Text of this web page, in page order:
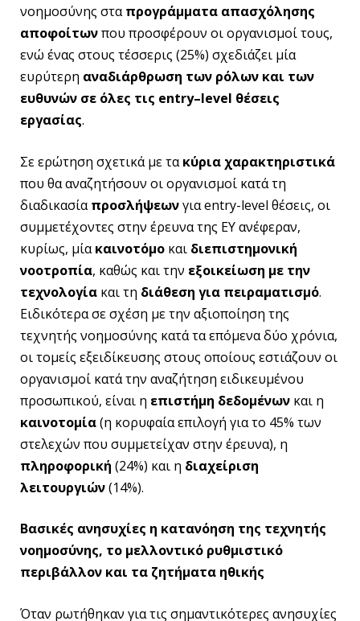
νοημοσύνης σταπρογράμματα απασχόλησης
αποφοίτωνπου προσφέρουν οι οργανισμοί τους,
ενώ ένας στους τέσσερις (25%) σχεδιάζει μία
ευρύτερη αναδιάρθρωση των ρόλων και των
ευθυνών σε όλες τις entry–level θέσεις
εργασίας.
Σε ερώτηση σχετικά με τακύρια χαρακτηριστικά
που θα αναζητήσουν οι οργανισμοί κατά τη
διαδικασίαπροσλήψεωνγια entry-level θέσεις, οι
συμμετέχοντες στην έρευνα της ΕΥ ανέφεραν,
κυρίως, μίακαινοτόμο και διεπιστημονική
νοοτροπία, καθώς και την εξοικείωση με την
τεχνολογία και τη διάθεση για πειραματισμό.
Ειδικότερα σε σχέση με την αξιοποίηση της
τεχνητής νοημοσύνης κατά τα επόμενα δύο χρόνια,
οι τομείς εξειδίκευσης στους οποίους εστιάζουν οι
οργανισμοί κατά την αναζήτηση ειδικευμένου
προσωπικού, είναι η επιστήμη δεδομένων και η
καινοτομία(η κορυφαία επιλογή για το 45% των
στελεχών που συμμετείχαν στην έρευνα), η
πληροφορική (24%) και η διαχείριση
λειτουργιών(14%).
Βασικές ανησυχίες η κατανόηση της τεχνητής
νοημοσύνης, το μελλοντικό ρυθμιστικό
περιβάλλον και τα ζητήματα ηθικής
Όταν ρωτήθηκαν για τις σημαντικότερες ανησυχίες